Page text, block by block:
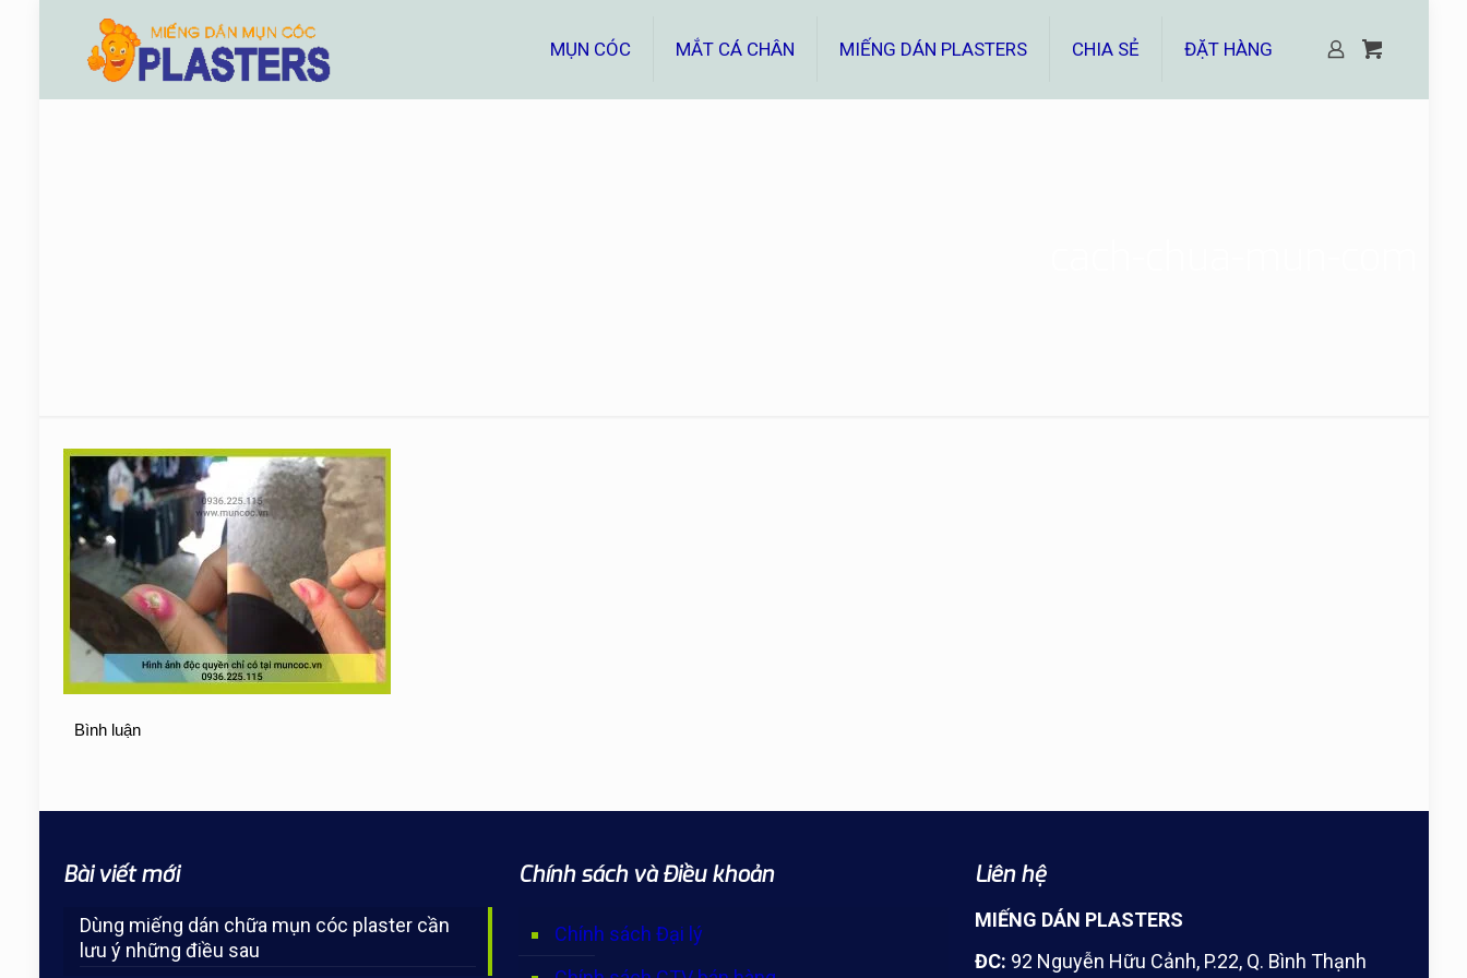
MỤN CÓC MẮT CÁ CHÂN MIẾNG DÁN PLASTERS CHIA SẺ ĐẶT HÀNG
Bình luận
Bài viết mới
Dùng miếng dán chữa mụn cóc plaster cần
lưu ý những điều sau
Chính sách và Điều khoản
Chính sách Đại lý
Liên hệ
MIẾNG DÁN PLASTERS
ĐC: 92 Nguyễn Hữu Cảnh, P.22, Q. Bình Thạnh